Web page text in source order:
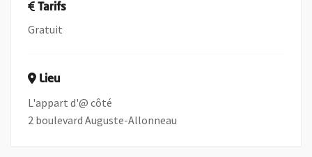
Tarifs
Gratuit
Lieu
L'appart d'@ côté
2 boulevard Auguste-Allonneau